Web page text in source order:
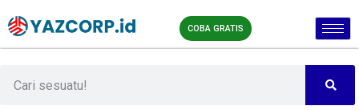
COBA GRATIS